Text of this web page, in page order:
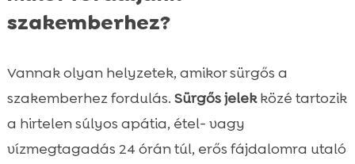
szakemberhez?
Vannak olyan helyzetek, amikor sürgős a
szakemberhez fordulás. Sürgős jelekközé tartozik
a hirtelen súlyos apátia, étel- vagy
vízmegtagadás 24 órán túl, erős fájdalomra utaló